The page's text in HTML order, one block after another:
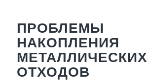
ПРОБЛЕМЫ
НАКОПЛЕНИЯ
МЕТАЛЛИЧЕСКИХ
ОТХОДОВ